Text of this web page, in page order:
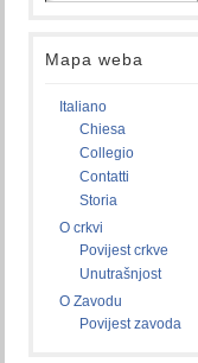
Mapa weba
Italiano
Chiesa
Collegio
Contatti
Storia
O crkvi
Povijest crkve
Unutrašnjost
O Zavodu
Povijest zavoda